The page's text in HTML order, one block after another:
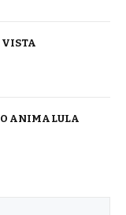
VISTA
ANIMA LULA